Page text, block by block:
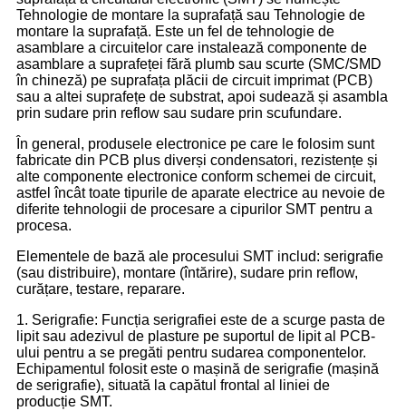
Tehnologie de montare la suprafață sau Tehnologie de
montare la suprafață. Este un fel de tehnologie de
asamblare a circuitelor care instalează componente de
asamblare a suprafeței fără plumb sau scurte (SMC/SMD
în chineză) pe suprafața plăcii de circuit imprimat (PCB)
sau a altei suprafețe de substrat, apoi sudează și asambla
prin sudare prin reflow sau sudare prin scufundare.
În general, produsele electronice pe care le folosim sunt
fabricate din PCB plus diverși condensatori, rezistențe și
alte componente electronice conform schemei de circuit,
astfel încât toate tipurile de aparate electrice au nevoie de
diferite tehnologii de procesare a cipurilor SMT pentru a
procesa.
Elementele de bază ale procesului SMT includ: serigrafie
(sau distribuire), montare (întărire), sudare prin reflow,
curățare, testare, reparare.
1. Serigrafie: Funcția serigrafiei este de a scurge pasta de
lipit sau adezivul de plasture pe suportul de lipit al PCB-
ului pentru a se pregăti pentru sudarea componentelor.
Echipamentul folosit este o mașină de serigrafie (mașină
de serigrafie), situată la capătul frontal al liniei de
producție SMT.